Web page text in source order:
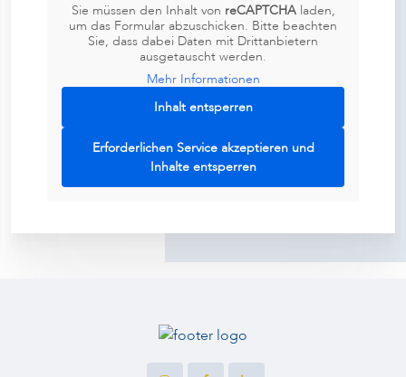
Sie müssen den Inhalt von reCAPTCHAladen,
um das Formular abzuschicken. Bitte beachten
Sie, dass dabei Daten mit Drittanbietern
ausgetauscht werden.
Mehr Informationen
Inhalt entsperren
Erforderlichen Service akzeptieren und
Inhalte entsperren